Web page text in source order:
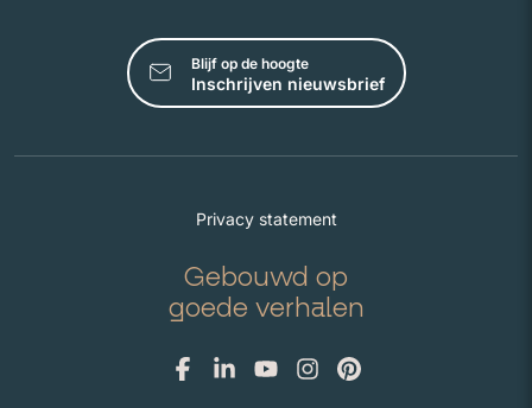
Blijf op de hoogte
Inschrijven nieuwsbrief
Privacy statement
Gebouwd op
goede verhalen
FacebookLinkedinYoutubeInstagramPinterest